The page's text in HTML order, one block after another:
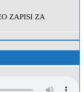
ZAPISI ZA